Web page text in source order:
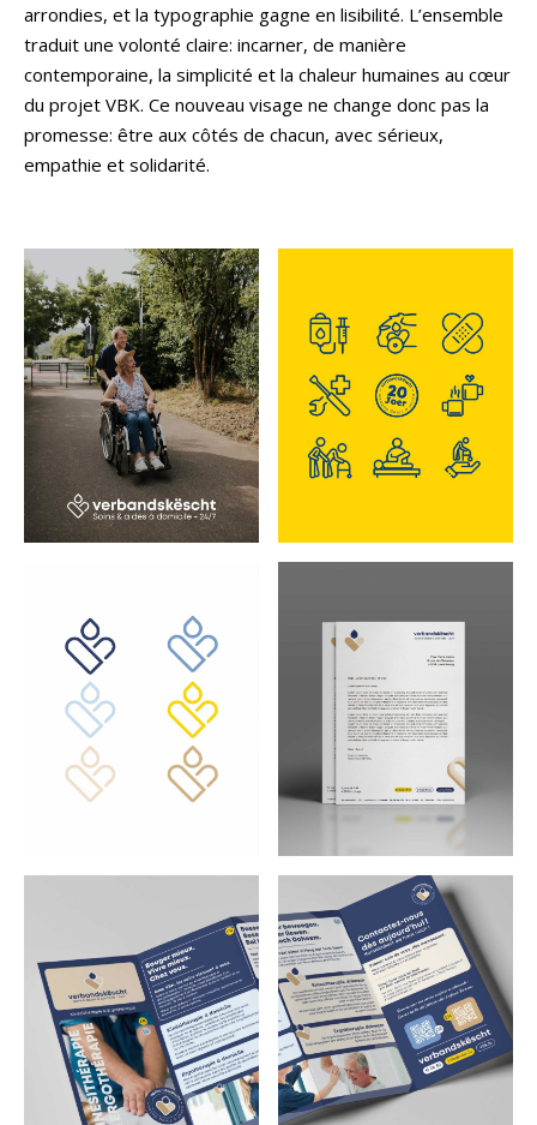
arrondies, et la typographie gagne en lisibilité. L’ensemble
traduit une volonté claire: incarner, de manière
contemporaine, la simplicité et la chaleur humaines au cœur
du projet VBK. Ce nouveau visage ne change donc pas la
promesse: être aux côtés de chacun, avec sérieux,
empathie et solidarité.